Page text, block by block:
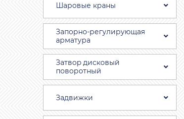
Шаровые краны
Запорно-регулирующая
арматура
Затвоp дискoвый
пoвoротный
Задвижки